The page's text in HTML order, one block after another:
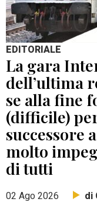
EDITORIALE
La gara
dell’ultima
se alla fine
(difficile)
successore
molto
di tutti
02 Ago 2026 di